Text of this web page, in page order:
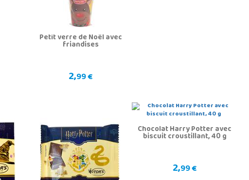
Petit verre de Noël avec
friandises
2,99 €
Chocolat Harry Potter avec
biscuit croustillant, 40 g
2,99 €